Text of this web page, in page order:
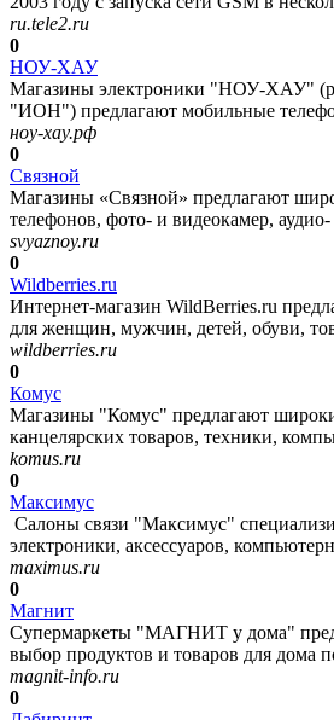
ru.tele2.ru
0
НОУ-ХАУ
Магазины электроники "НОУ-ХАУ"
"ИОН") предлагают мобильные
ноу-хау.рф
0
Связной
Магазины «Связной» предлагают
телефонов, фото- и видеокамер, аудио-
svyaznoy.ru
0
Wildberries.ru
Интернет-магазин WildBerries.ru
для женщин, мужчин, детей, обуви,
wildberries.ru
0
Комус
Магазины "Комус" предлагают
канцелярских товаров, техники,
komus.ru
0
Максимус
Салоны связи "Максимус"
электроники, аксессуаров,
maximus.ru
0
Магнит
Супермаркеты "МАГНИТ у дома"
выбор продуктов и товаров для дома
magnit-info.ru
0